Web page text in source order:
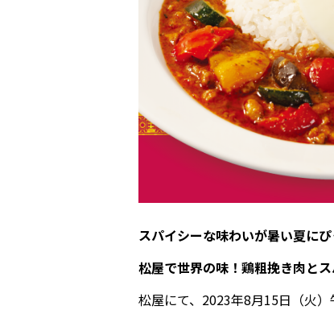
スパイシーな味わいが暑い夏にぴ
松屋で世界の味！鶏粗挽き肉と
松屋にて、2023年8月15日（火